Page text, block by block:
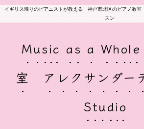
イギリス帰りのピアニストが教える 神戸市北区のピアノ教
スン
Music as a
室 アレクサンダー
Studio